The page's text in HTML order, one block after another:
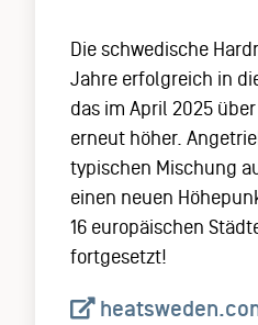
Die schwedische
Jahre erfolgreich in
das im April 2025
erneut höher.
typischen Mischung
einen neuen
16 europäischen
fortgesetzt!